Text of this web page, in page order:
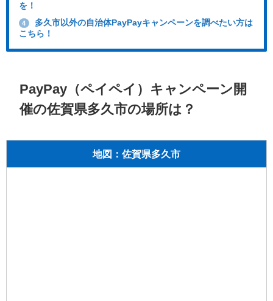
を！
4
多久市以外の自治体PayPayキャンペーンを調べたい方は
こちら！
PayPay（ペイペイ）キャンペーン開
催の佐賀県多久市の場所は？
地図：佐賀県多久市